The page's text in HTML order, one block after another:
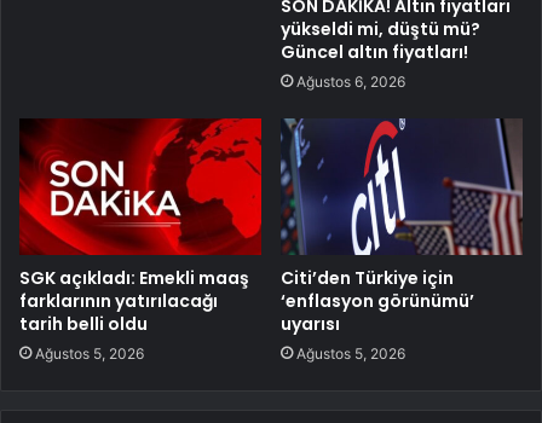
SON DAKİKA! Altın fiyatları
yükseldi mi, düştü mü?
Güncel altın fiyatları!
Ağustos 6, 2026
SGK açıkladı: Emekli maaş
farklarının yatırılacağı
tarih belli oldu
Ağustos 5, 2026
Citi’den Türkiye için
‘enflasyon görünümü’
uyarısı
Ağustos 5, 2026